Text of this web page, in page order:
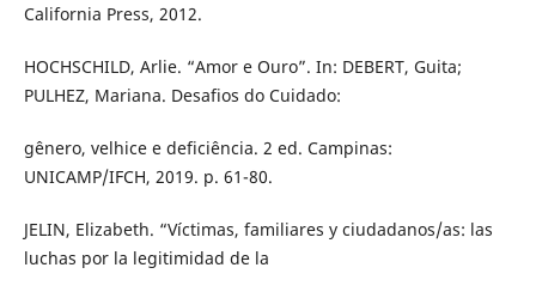
California Press, 2012.
HOCHSCHILD, Arlie. “Amor e Ouro”. In: DEBERT, Guita;
PULHEZ, Mariana. Desafios do Cuidado:
gênero, velhice e deficiência. 2 ed. Campinas:
UNICAMP/IFCH, 2019. p. 61-80.
JELIN, Elizabeth. “Víctimas, familiares y ciudadanos/as: las
luchas por la legitimidad de la